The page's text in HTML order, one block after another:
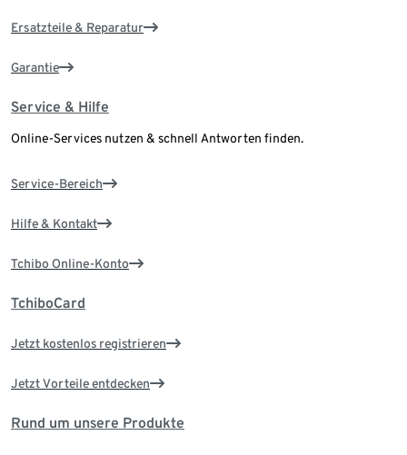
Ersatzteile & Reparatur
Garantie
Service & Hilfe
Online-Services nutzen & schnell Antworten finden.
Service-Bereich
Hilfe & Kontakt
Tchibo Online-Konto
TchiboCard
Jetzt kostenlos registrieren
Jetzt Vorteile entdecken
Rund um unsere Produkte